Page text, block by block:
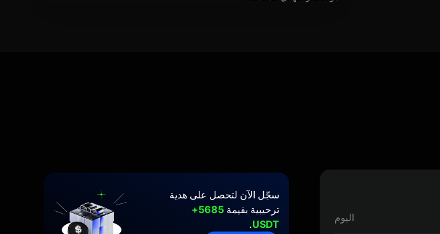
اليوم
سجّل الآن لتحصل على هدية
ترحيبية بقيمة
5685+
USDT
.